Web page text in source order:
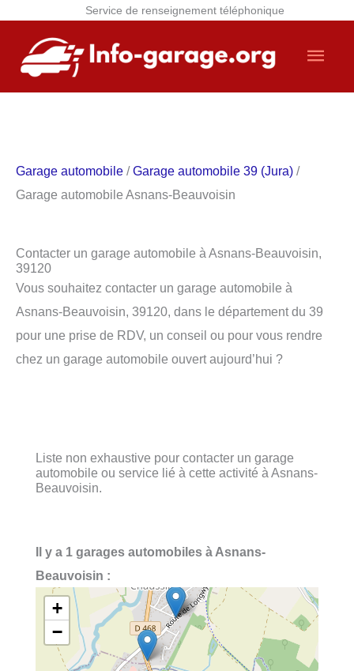
Service de renseignement téléphonique
contenu
Garage automobile /Garage automobile 39 (Jura) /
Garage automobile Asnans-Beauvoisin
Contacter un garage automobile à Asnans-Beauvoisin,
39120
Vous souhaitez contacter un garage automobile à
Asnans-Beauvoisin, 39120, dans le département du 39
pour une prise de RDV, un conseil ou pour vous rendre
chez un garage automobile ouvert aujourd’hui ?
Liste non exhaustive pour contacter un garage
automobile ou service lié à cette activité à Asnans-
Beauvoisin.
Il y a 1 garages automobiles à Asnans-
Beauvoisin :
+
−